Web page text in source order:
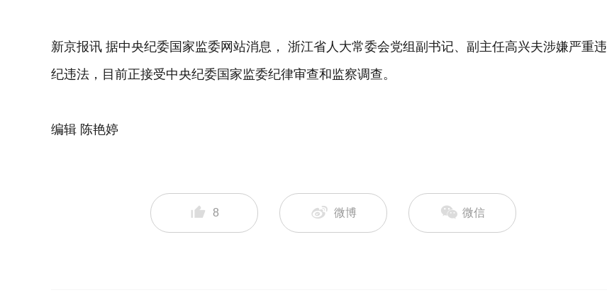
新京报讯 据中央纪委国家监委网站消息， 浙江省人大常委会党组副书记、副主任高兴夫涉嫌严重违
纪违法，目前正接受中央纪委国家监委纪律审查和监察调查。
编辑 陈艳婷
8 微博 微信